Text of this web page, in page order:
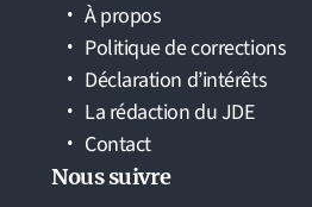
À propos
Politique de corrections
Déclaration d’intérêts
La rédaction du JDE
Contact
Nous suivre